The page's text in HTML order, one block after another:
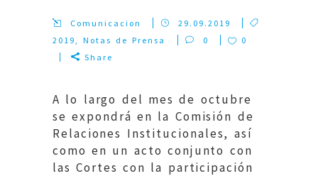
Comunicacion
29.09.2019
2019,Notas de Prensa 0
0
Share
A lo largo del mes de octubre
se expondrá en la Comisión de
Relaciones Institucionales, así
como en un acto conjunto con
las Cortes con la participación